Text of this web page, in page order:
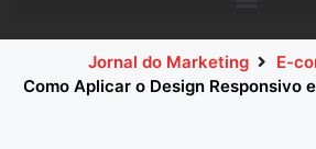
Jornal do Marketing
E-
Como Aplicar o Design Responsivo